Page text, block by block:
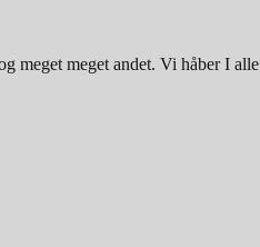
meget meget andet. Vi håber I alle